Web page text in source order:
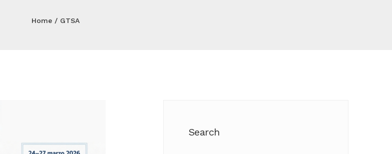
Home GTSA
Search